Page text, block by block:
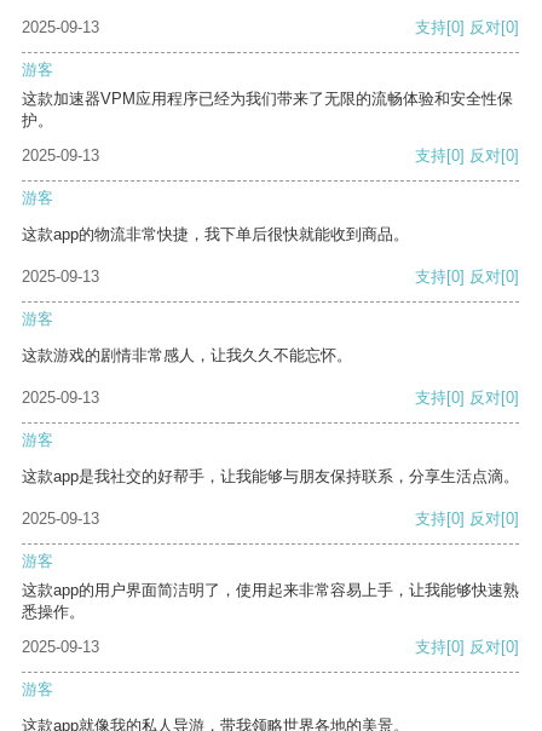
2025-09-13 支持[0] 反对[0]
游客
这款加速器VPM应用程序已经为我们带来了无限的流畅体验和安全性保
护。
2025-09-13
支持[0] 反对[0]
游客
这款app的物流非常快捷，我下单后很快就能收到商品。
2025-09-13 支持[0] 反对[0]
游客
这款游戏的剧情非常感人，让我久久不能忘怀。
2025-09-13 支持[0] 反对[0]
游客
这款app是我社交的好帮手，让我能够与朋友保持联系，分享生活点滴。
2025-09-13 支持[0] 反对[0]
游客
这款app的用户界面简洁明了，使用起来非常容易上手，让我能够快速熟
悉操作。
2025-09-13
支持[0] 反对[0]
游客
这款app就像我的私人导游，带我领略世界各地的美景。